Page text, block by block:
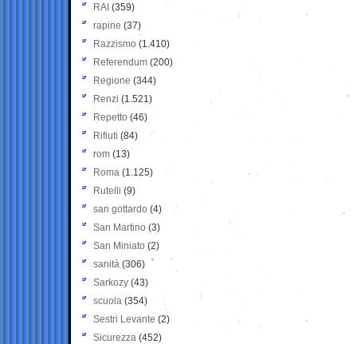
RAI (359)
rapine (37)
Razzismo (1.410)
Referendum (200)
Regione (344)
Renzi (1.521)
Repetto (46)
Rifiuti (84)
rom (13)
Roma (1.125)
Rutelli (9)
san gottardo (4)
San Martino (3)
San Miniato (2)
sanità (306)
Sarkozy (43)
scuola (354)
Sestri Levante (2)
Sicurezza (452)